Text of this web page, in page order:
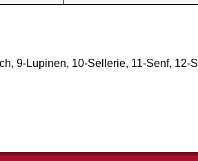
9-Lupinen, 10-Sellerie, 11-Senf, 12-